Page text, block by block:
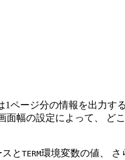
ページ分の情報を出力す
面幅の設定によって、 ど
と TERM環境変数の値、 さ